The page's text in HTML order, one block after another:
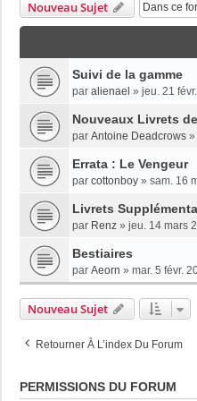
Nouveau Sujet
Suivi de la gamme
par alienael » jeu. 21
Nouveaux Livrets
par Antoine Deadcrows »
Errata : Le Vengeur
par cottonboy » sam. 16
Livrets
par Renz » jeu. 14 mars
Bestiaires
par Aeorn » mar. 5 févr.
Nouveau Sujet
Retourner À L’index Du Forum
PERMISSIONS DU FORUM